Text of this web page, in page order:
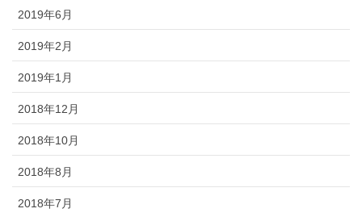
2019年6月
2019年2月
2019年1月
2018年12月
2018年10月
2018年8月
2018年7月